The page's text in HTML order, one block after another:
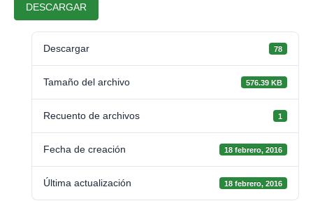
DESCARGAR
Descargar 78
Tamaño del archivo 576.39 KB
Recuento de archivos 1
Fecha de creación 18 febrero, 2016
Última actualización 18 febrero, 2016